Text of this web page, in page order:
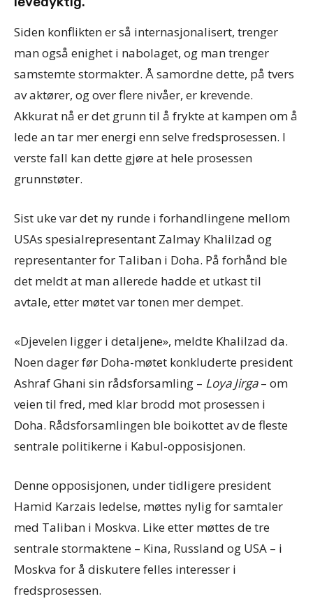
Siden konflikten er så internasjonalisert, trenger
man også enighet i nabolaget, og man trenger
samstemte stormakter. Å samordne dette, på tvers
av aktører, og over flere nivåer, er krevende.
Akkurat nå er det grunn til å frykte at kampen om å
lede an tar mer energi enn selve fredsprosessen. I
verste fall kan dette gjøre at hele prosessen
grunnstøter.
Sist uke var det ny runde i forhandlingene mellom
USAs spesialrepresentant Zalmay Khalilzad og
representanter for Taliban i Doha. På forhånd ble
det meldt at man allerede hadde et utkast til
avtale, etter møtet var tonen mer dempet.
«Djevelen ligger i detaljene», meldte Khalilzad da.
Noen dager før Doha-møtet konkluderte president
Ashraf Ghani sin rådsforsamling – Loya Jirga– om
veien til fred, med klar brodd mot prosessen i
Doha. Rådsforsamlingen ble boikottet av de fleste
sentrale politikerne i Kabul-opposisjonen.
Denne opposisjonen, under tidligere president
Hamid Karzais ledelse, møttes nylig for samtaler
med Taliban i Moskva. Like etter møttes de tre
sentrale stormaktene – Kina, Russland og USA – i
Moskva for å diskutere felles interesser i
fredsprosessen.